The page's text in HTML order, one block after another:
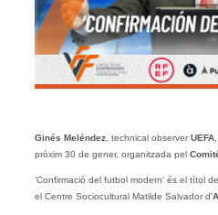
Ginés Meléndez, technical observerUEFA,
pròxim 30 de gener, organitzada pel
‘Confirmació del futbol modern‘ és el títol
el Centre Sociocultural Matilde Salvador d’